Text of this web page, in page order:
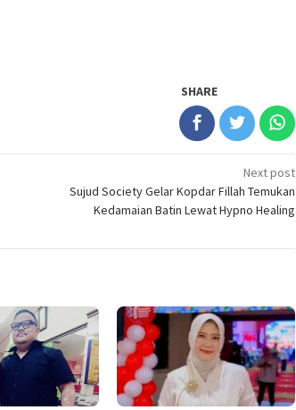
SHARE
Next post
Sujud Society Gelar Kopdar Fillah Temukan
Kedamaian Batin Lewat Hypno Healing